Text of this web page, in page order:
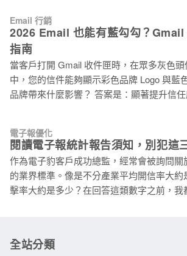
開來說，讓你知道問題出在哪、該從哪裡下手。 為何
動率如此重要？深入解析其影響 開信率還過得去，就算完成任
務了，很多人肯定都這樣想。但開信只是入
業價值的，是後續的互動行為。 從電子報服務商的角度來看，
高互動率代表你的郵件是收件者「想收到
你的寄件人聲譽（Sender Reputation）加
累寄件人的整個信件到達率。 從行銷成效來看，點擊率反映的
是內容吸不吸引人、CTA 夠不夠清楚；轉換
程有沒有順暢引導讀者到達目標；參與度
你和訂閱者之間的關係深度。三個指標要
正的問題
Email 行銷
2026 Email 也能有藍勾勾？Gmail
指南
當客戶打開 Gmail 收件匣時，在眾多灰色
中，您的信件能夠顯示彩色品牌 Logo 與藍
品牌帶來什麼影響？ 答案是：顯著提升信任度與開信率。 在
牌脫穎而出的關鍵策略。 為什麼需要藍勾勾？這枚勳章到底有
多值錢？ 這項認證能為企業帶來具體的商業價值。根據多項市
場研究與企業實施案例顯示，BIMI 能為品
升： 核心效益分析 提升開信率 品牌 Logo 在視覺擁擠的收件匣
中能立即吸引目光，根據部分企業案例顯示
者傳達「這是經過驗證的正式信件」，大幅
電子報優化
閱讀電子報統計報告須知，別犯這
作為電子豹客戶成功總監，經常會被詢問
的業界標準。像是不分產業平均開信率大
擊率大約是多少？在回答這類數字之前，我
字，想知道目前執行的成效如何？有什麼優化方法？
全站分類